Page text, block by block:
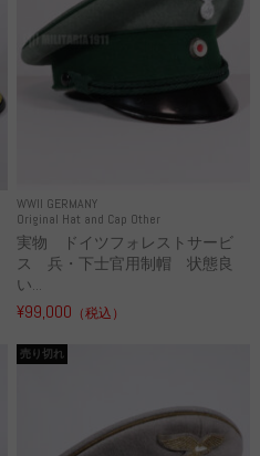
WWII GERMANY
Original Hat and Cap Other
実物 ドイツフォレストサービ
ス 兵・下士官用制帽 状態良
い...
¥99,000 （税込）
売り切れ